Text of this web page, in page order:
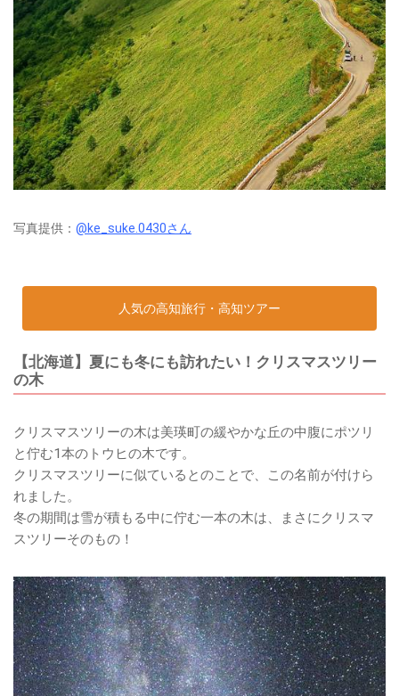
写真提供： @ke_suke.0430さん
人気の高知旅行・高知ツアー
【北海道】夏にも冬にも訪れたい！クリスマスツリー
の木
クリスマスツリーの木は美瑛町の緩やかな丘の中腹にポツリ
と佇む1本のトウヒの木です。
クリスマスツリーに似ているとのことで、この名前が付けら
れました。
冬の期間は雪が積もる中に佇む一本の木は、まさにクリスマ
スツリーそのもの！